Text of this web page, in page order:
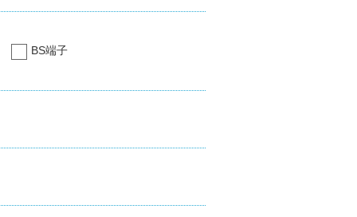
BS端子